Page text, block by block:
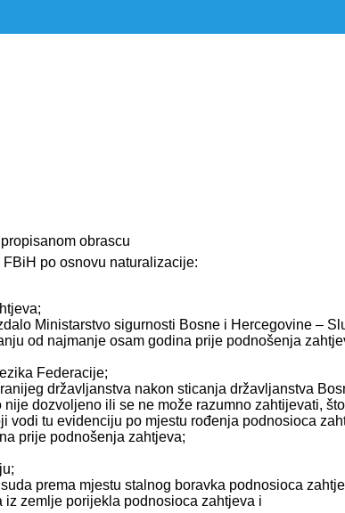
obrascu
po osnovu naturalizacije:
Ministarstvo sigurnosti Bosne i Hercegovine –
od najmanje osam godina prije podnošenja
Federacije;
državljanstva nakon sticanja državljanstva
dozvoljeno ili se ne može razumno zahtijevati,
tu evidenciju po mjestu rođenja podnosioca
prije podnošenja zahtjeva;
prema mjestu stalnog boravka podnosioca
zemlje porijekla podnosioca zahtjeva i